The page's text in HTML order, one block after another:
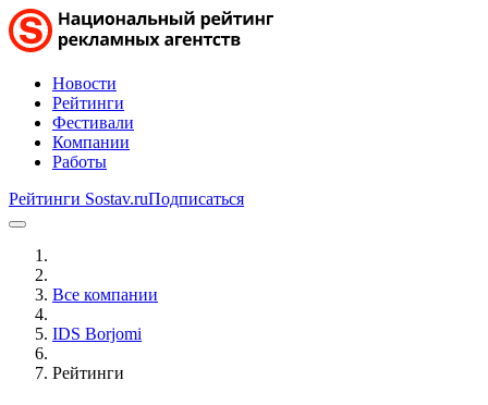
Новости
Рейтинги
Фестивали
Компании
Работы
Рейтинги Sostav.ruПодписаться
Все компании
IDS Borjomi
Рейтинги